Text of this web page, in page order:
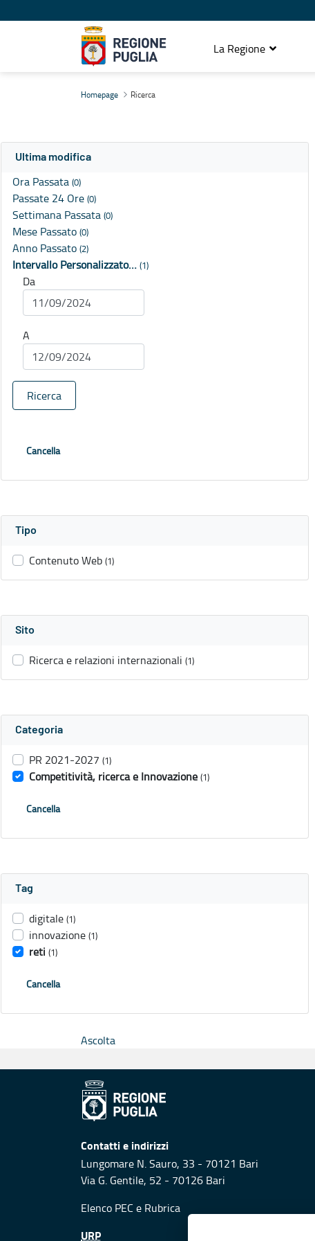
La Regione
Homepage Ricerca
Ultima modifica
Ora Passata (0)
Passate 24 Ore (0)
Settimana Passata (0)
Mese Passato (0)
Anno Passato (2)
Intervallo Personalizzato… (1)
Da
A
Ricerca
Cancella
Tipo
Contenuto Web (1)
Sito
Ricerca e relazioni internazionali (1)
Categoria
PR 2021-2027 (1)
Competitività, ricerca e Innovazione (1)
Cancella
Tag
digitale (1)
innovazione (1)
reti (1)
Cancella
Ascolta
Contatti e indirizzi
Lungomare N. Sauro, 33 - 70121 Bari
Via G. Gentile, 52 - 70126 Bari
Elenco PEC e Rubrica
URP